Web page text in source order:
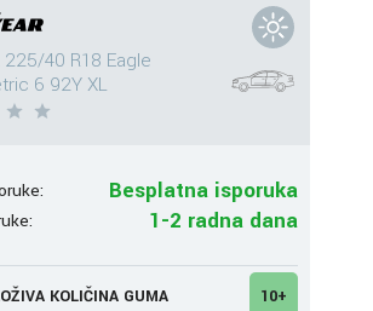
225/40 R18 Eagle
6 92Y XL
Besplatna isporuka
1-2 radna dana
KOLIČINA GUMA 10+